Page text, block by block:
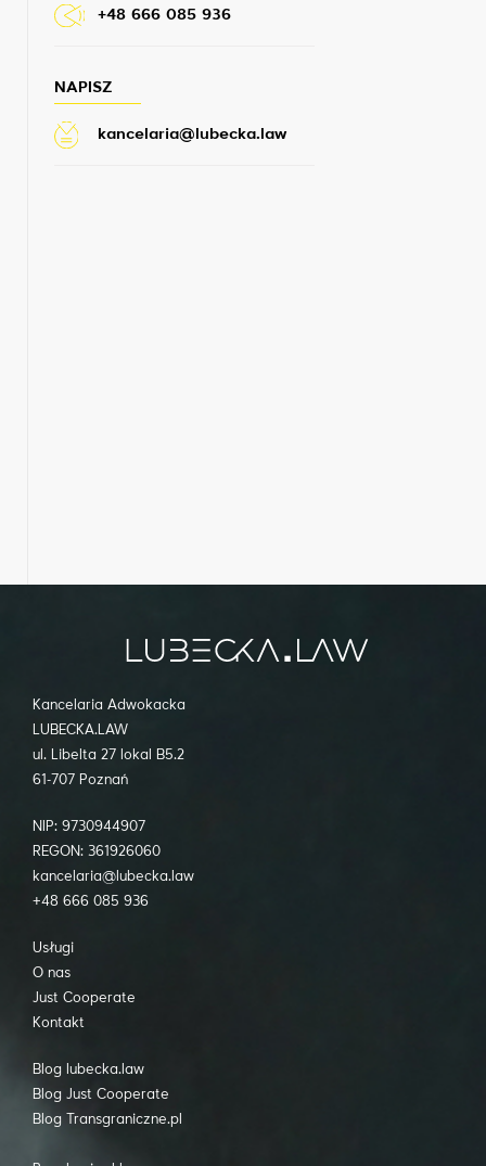
+48 666 085 936
NAPISZ
kancelaria@lubecka.law
Kancelaria Adwokacka
LUBECKA.LAW
ul. Libelta 27 lokal B5.2
61-707 Poznań
NIP: 9730944907
REGON: 361926060
kancelaria@lubecka.law
+48 666 085 936
Usługi
O nas
Just Cooperate
Kontakt
Blog lubecka.law
Blog Just Cooperate
Blog Transgraniczne.pl